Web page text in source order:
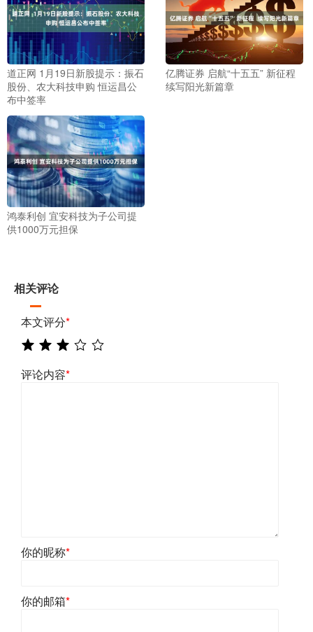
道正网 1月19日新股提示：振石
股份、农大科技申购 恒运昌公
布中签率
亿腾证券 启航“十五五” 新征程
续写阳光新篇章
鸿泰利创 宜安科技为子公司提
供1000万元担保
相关评论
本文评分*
评论内容*
你的昵称*
你的邮箱*